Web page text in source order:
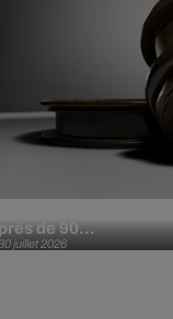
juillet 2026
de 90...